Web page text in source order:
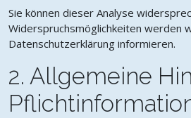
Sie können dieser Analyse
Widerspruchsmöglichkeiten werden
Datenschutzerklärung informieren.
2. Allgemeine